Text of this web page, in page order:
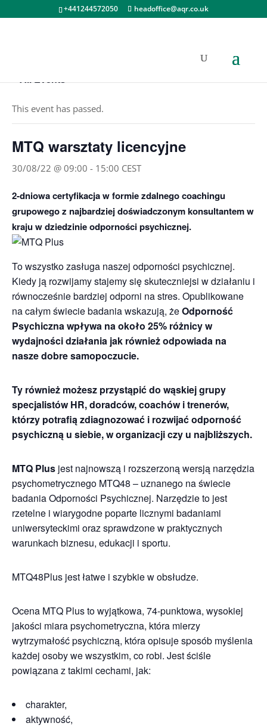
+441244572050 headoffice@aqr.co.uk
« All Events
This event has passed.
MTQ warsztaty licencyjne
30/08/22 @ 09:00 - 15:00 CEST
2-dniowa certyfikacja w formie zdalnego coachingu
grupowego z najbardziej doświadczonym konsultantem w
kraju w dziedzinie odporności psychicznej.
To wszystko zasługa naszej odporności psychicznej.
Kiedy ją rozwijamy stajemy się skuteczniejsi w działaniu i
równocześnie bardziej odporni na stres. Opublikowane
na całym świecie badania wskazują, żeOdporność
Psychiczna wpływa na około 25% różnicy w
wydajności działania jak również odpowiada na
nasze dobre samopoczucie.
Ty również możesz przystąpić do wąskiej grupy
specjalistów HR, doradców, coachów i trenerów,
którzy potrafią zdiagnozować i rozwijać odporność
psychiczną u siebie, w organizacji czy u najbliższych.
MTQ Plus jest najnowszą i rozszerzoną wersją narzędzia
psychometrycznego MTQ48 – uznanego na świecie
badania Odporności Psychicznej. Narzędzie to jest
rzetelne i wiarygodne poparte licznymi badaniami
uniwersyteckimi oraz sprawdzone w praktycznych
warunkach biznesu, edukacji i sportu.
MTQ48Plus jest łatwe i szybkie w obsłudze.
Ocena MTQ Plus to wyjątkowa, 74-punktowa, wysokiej
jakości miara psychometryczna, która mierzy
wytrzymałość psychiczną, która opisuje sposób myślenia
każdej osoby we wszystkim, co robi. Jest ściśle
powiązana z takimi cechami, jak:
charakter,
aktywność,